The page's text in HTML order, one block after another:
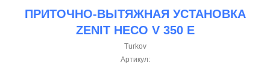
ПРИТОЧНО-ВЫТЯЖНАЯ УСТАНОВКА
ZENIT HECO V 350 E
Turkov
Артикул: